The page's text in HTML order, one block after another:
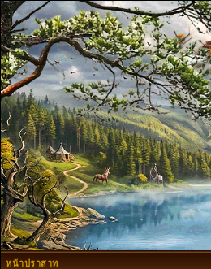
หน้าปราสาท